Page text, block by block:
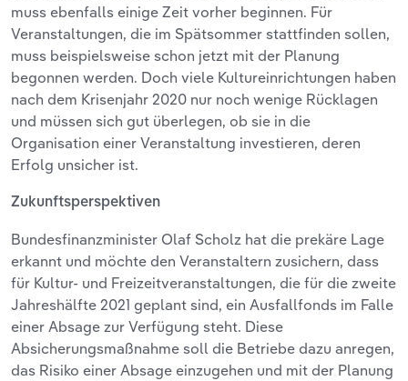
muss ebenfalls einige Zeit vorher beginnen. Für
Veranstaltungen, die im Spätsommer stattfinden sollen,
muss beispielsweise schon jetzt mit der Planung
begonnen werden. Doch viele Kultureinrichtungen haben
nach dem Krisenjahr 2020 nur noch wenige Rücklagen
und müssen sich gut überlegen, ob sie in die
Organisation einer Veranstaltung investieren, deren
Erfolg unsicher ist.
Zukunftsperspektiven
Bundesfinanzminister Olaf Scholz hat die prekäre Lage
erkannt und möchte den Veranstaltern zusichern, dass
für Kultur- und Freizeitveranstaltungen, die für die zweite
Jahreshälfte 2021 geplant sind, ein Ausfallfonds im Falle
einer Absage zur Verfügung steht. Diese
Absicherungsmaßnahme soll die Betriebe dazu anregen,
das Risiko einer Absage einzugehen und mit der Planung